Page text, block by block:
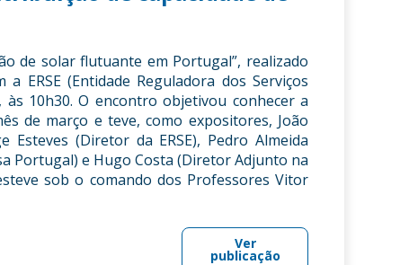
de solar flutuante em Portugal”, realizado
ERSE (Entidade Reguladora dos Serviços
10h30. O encontro objetivou conhecer a
de março e teve, como expositores, João
(Diretor da ERSE), Pedro Almeida
Portugal) e Hugo Costa (Diretor Adjunto na
sob o comando dos Professores Vitor
Ver
publicação